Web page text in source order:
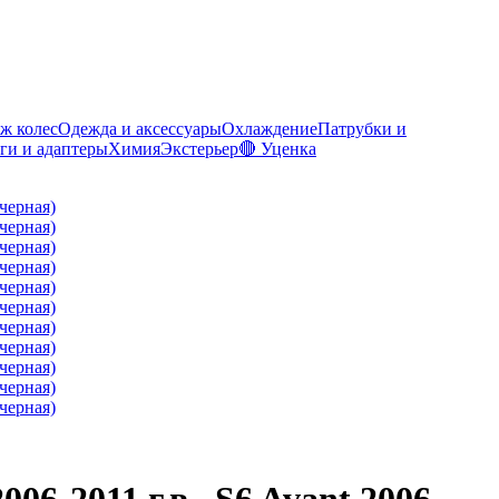
колесОдежда и аксессуарыОхлаждениеПатрубки и
и адаптерыХимияЭкстерьер🔴 Уценка